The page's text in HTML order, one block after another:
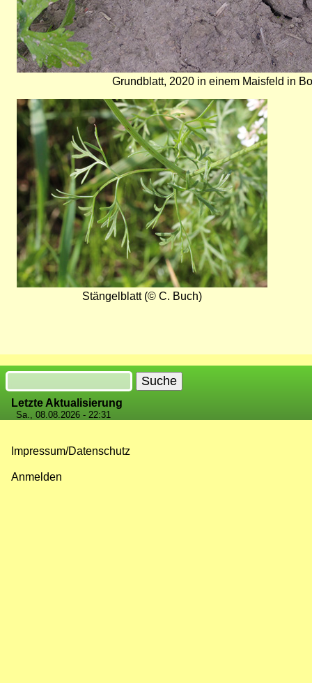
Grundblatt, 2020 in einem Maisfeld in
Bild
Stängelblatt (© C. Buch)
Suche
Letzte Aktualisierung
Sa., 08.08.2026 - 22:31
Impressum/Datenschutz
Anmelden